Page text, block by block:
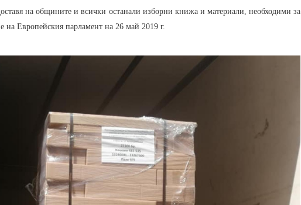
на общините и всички останали изборни книжа и материали, необходими за
на Европейския парламент на 26 май 2019 г.